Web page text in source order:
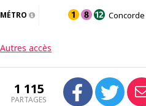
MÉTRO Concorde
Autres accès
1 115
PARTAGES